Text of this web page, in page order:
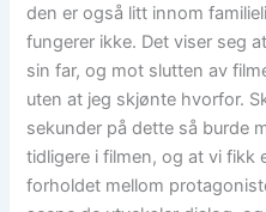
den er også litt innom
fungerer ikke. Det viser seg
sin far, og mot slutten av
uten at jeg skjønte hvorfor.
sekunder på dette så burde
tidligere i filmen, og at vi fikk
forholdet mellom